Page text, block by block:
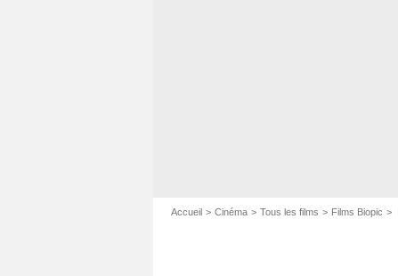
Accueil Cinéma Tous les films Films Biopic